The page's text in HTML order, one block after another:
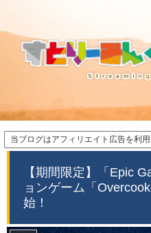
当ブログはアフィリエイト広告を利
【期間限定】「Epic
ョンゲーム「
始！